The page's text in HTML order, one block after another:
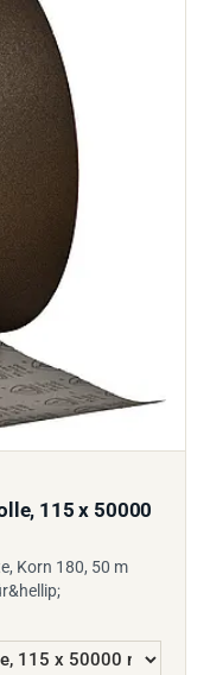
115 x 50000
Korn 180, 50 m